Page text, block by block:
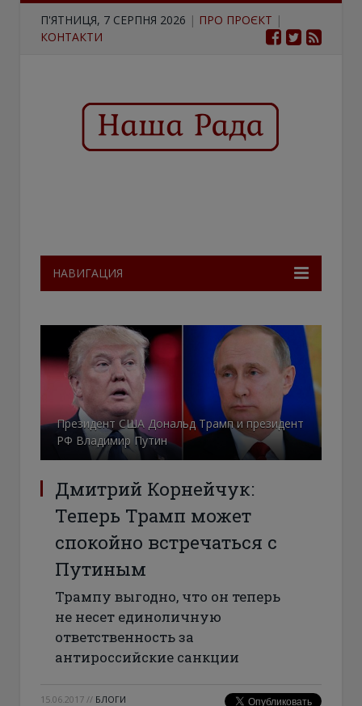
П'ЯТНИЦЯ, 7 СЕРПНЯ 2026 | ПРО ПРОЄКТ |
КОНТАКТИ
НАВИГАЦИЯ
Президент США Дональд Трамп и президент
РФ Владимир Путин
Дмитрий Корнейчук:
Теперь Трамп может
спокойно встречаться с
Путиным
Трампу выгодно, что он теперь
не несет единоличную
ответственность за
антироссийские санкции
15.06.2017 // БЛОГИ